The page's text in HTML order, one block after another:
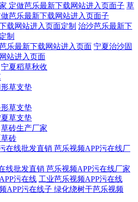
草
芭乐最新下载网站进入页面子
治沙芭乐最新下
制
宁夏治沙固
站进入页面
宁夏稻草秋收
形草支垫
草支垫
草支垫
草砖生产厂家
砖
线批发直销 芭乐视频APP污在线厂家
工业芭乐视频APP污在线